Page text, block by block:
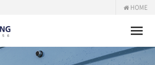
HOME
Toggle